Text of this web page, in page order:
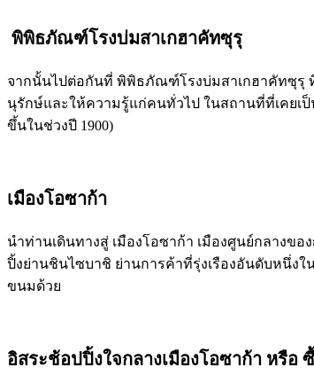
พิพิธภัณฑ์โรงบ่มสาเกฮาคัทซุรุ
จากนั้นไปต่อกันที่ พิพิธภัณฑ์โรงบ่มสาเกฮาคัทซุรุ
นุรักษ์และให้ความรู้แก่คนทั่วไป ในสถานที่ที่เคยเ
ขึ้นในช่วงปี 1900)
เมืองโอซาก้า
นำท่านเดินทางสู่ เมืองโอซาก้า เมืองศูนย์กลางข
ปิ้งย่านชินไซบาชิ ย่านการค้าที่รุ่งเรืองอันดับหนึ่ง
ขนมด้วย
อิสระช้อปปิ้งใจกลางเมืองโอซาก้า หรือ